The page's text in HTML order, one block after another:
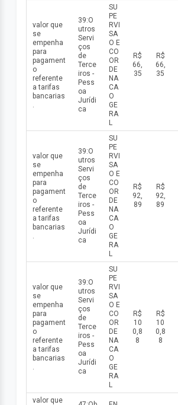
valor que
se
empenha
para
pagament
o
referente
a tarifas
bancarias
.
39:O
utros
Servi
ços
de
Terce
iros -
Pess
oa
Jurídi
ca
SU
PE
RVI
SA
O E
CO
OR
DE
NA
CA
O
GE
RA
L
R$
66,
35
R$
66,
35
valor que
se
empenha
para
pagament
o
referente
a tarifas
bancarias
.
39:O
utros
Servi
ços
de
Terce
iros -
Pess
oa
Jurídi
ca
SU
PE
RVI
SA
O E
CO
OR
DE
NA
CA
O
GE
RA
L
R$
92,
89
R$
92,
89
valor que
se
empenha
para
pagament
o
referente
a tarifas
bancarias
.
39:O
utros
Servi
ços
de
Terce
iros -
Pess
oa
Jurídi
ca
SU
PE
RVI
SA
O E
CO
OR
DE
NA
CA
O
GE
RA
L
R$
10
0,8
8
R$
10
0,8
8
valor que